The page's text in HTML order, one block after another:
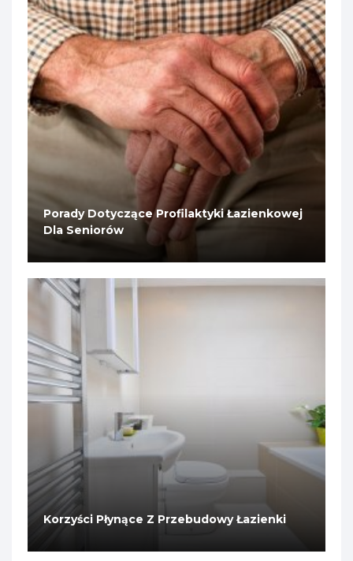
Porady Dotyczące Profilaktyki Łazienkowej
Dla Seniorów
Korzyści Płynące Z Przebudowy Łazienki